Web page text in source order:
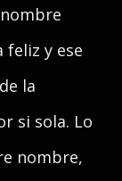
y ese
la
si sola. Lo
nombre,